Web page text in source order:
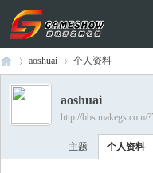
›
aoshuai 个人资料
aoshuai
http://bbs.makegs.com/
主题 个人资料